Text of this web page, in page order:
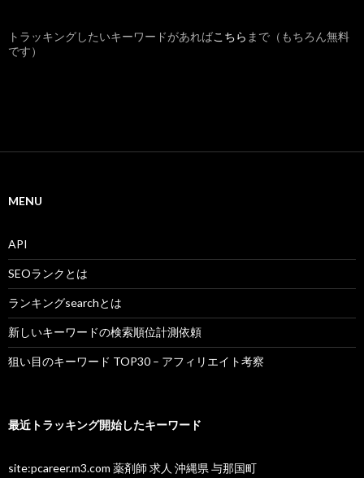
トラッキングしたいキーワードがあればこちら まで（もちろん無料
です）
MENU
API
SEOランクとは
ランキングsearchとは
新しいキーワードの検索順位計測依頼
狙い目のキーワード TOP30 – アフィリエイト考察
最近トラッキング開始したキーワード
site:pcareer.m3.com 薬剤師 求人 沖縄県 与那国町